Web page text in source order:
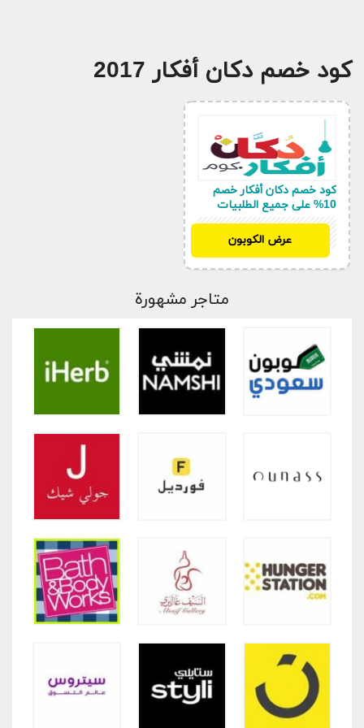
كود خصم دكان أفكار 2017
كود خصم دكان أفكار خصم
10% على جميع الطلبيات
HAPPY10
عرض الكوبون
متاجر مشهورة